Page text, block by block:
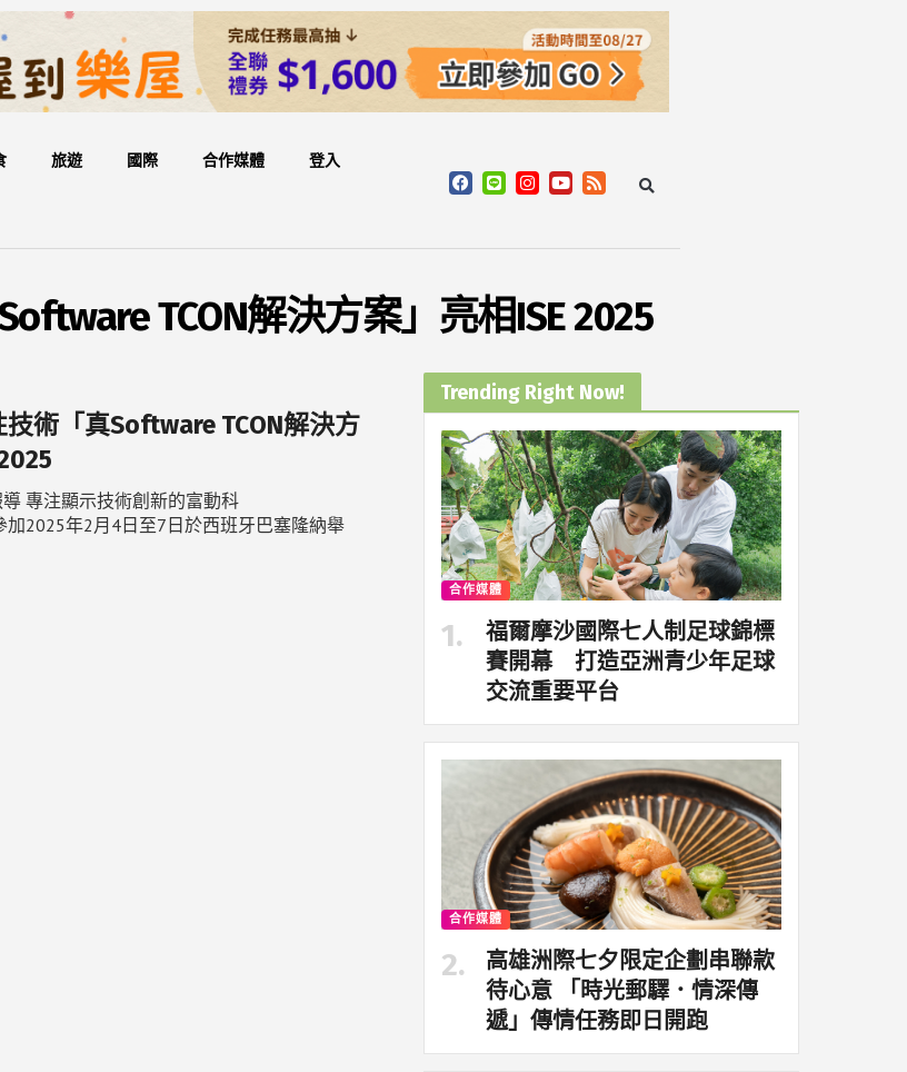
旅遊 國際 合作媒體 登入
TCON解決方案」亮相ISE 2025
術「真Software TCON解決方
專注顯示技術創新的富動科
加2025年2月4日至7日於西班牙巴塞隆納舉
Trending Right Now!
合作媒體
福爾摩沙國際七人制足球錦標
賽開幕 打造亞洲青少年足球
交流重要平台
合作媒體
高雄洲際七夕限定企劃串聯款
待心意 「時光郵驛．情深傳
遞」傳情任務即日開跑